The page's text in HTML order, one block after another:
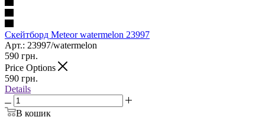
Скейтборд Meteor watermelon 23997
Арт.: 23997/watermelon
590 грн.
Price Options
590 грн.
Details
В кошик